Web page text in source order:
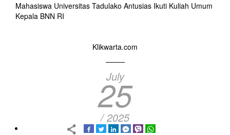
Mahasiswa Universitas Tadulako Antusias Ikuti Kuliah Umum
Kepala BNN RI
Klikwarta.com
July
25
/ 2025